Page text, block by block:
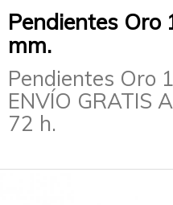
Pendientes Oro
mm.
Pendientes Oro
ENVÍO GRATIS
72 h.